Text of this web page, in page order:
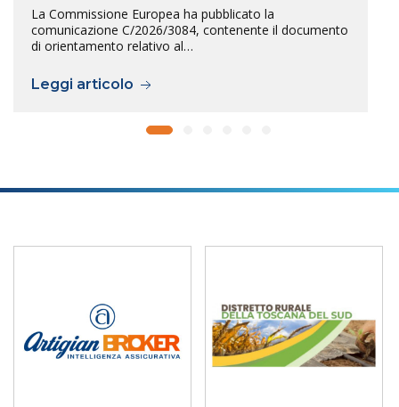
La Commissione Europea ha pubblicato la
comunicazione C/2026/3084, contenente il documento
di orientamento relativo al…
Leggi articolo